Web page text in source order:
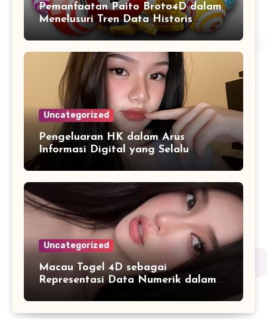
Pemanfaatan Paito Broto4D dalam
Menelusuri Tren Data Historis
Angka
Uncategorized
Pengeluaran HK dalam Arus
Informasi Digital yang Selalu
Uncategorized
Macau Togel 4D sebagai
Representasi Data Numerik dalam
Format yang Lebih Mudah Dipahami